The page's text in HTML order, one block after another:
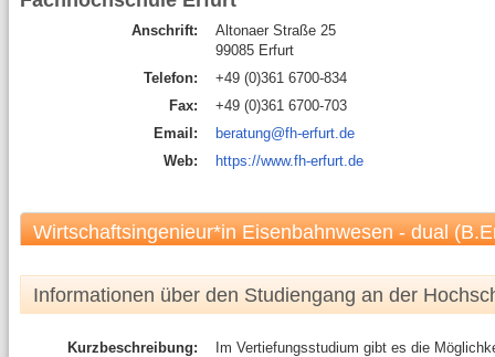
Anschrift:
Altonaer Straße 25
99085 Erfurt
Telefon:
+49 (0)361 6700-834
Fax:
+49 (0)361 6700-703
Email:
beratung@fh-erfurt.de
Web:
https://www.fh-erfurt.de
Wirtschaftsingenieur*in Eisenbahnwesen - dual
Informationen über den Studiengang an der
Kurzbeschreibung:
Im Vertiefungsstudium gibt es die